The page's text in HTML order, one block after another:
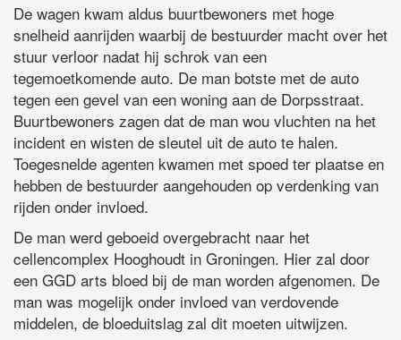
De wagen kwam aldus buurtbewoners met hoge
snelheid aanrijden waarbij de bestuurder macht over het
stuur verloor nadat hij schrok van een
tegemoetkomende auto. De man botste met de auto
tegen een gevel van een woning aan de Dorpsstraat.
Buurtbewoners zagen dat de man wou vluchten na het
incident en wisten de sleutel uit de auto te halen.
Toegesnelde agenten kwamen met spoed ter plaatse en
hebben de bestuurder aangehouden op verdenking van
rijden onder invloed.
De man werd geboeid overgebracht naar het
cellencomplex Hooghoudt in Groningen. Hier zal door
een GGD arts bloed bij de man worden afgenomen. De
man was mogelijk onder invloed van verdovende
middelen, de bloeduitslag zal dit moeten uitwijzen.